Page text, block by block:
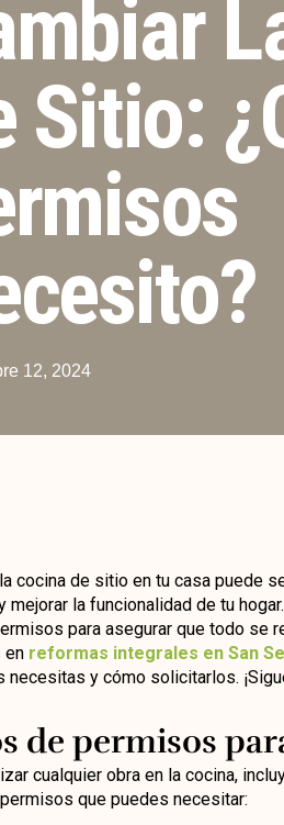
Sitio:
12, 2024
cocina de sitio en tu casa puede
mejorar la funcionalidad de tu
para asegurar que todo se
en reformas integrales en San
necesitas y cómo solicitarlos.
de permisos
cualquier obra en la cocina,
que puedes necesitar: